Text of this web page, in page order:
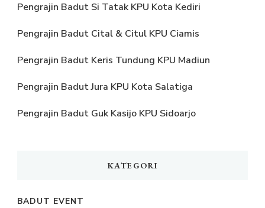
Pengrajin Badut Si Tatak KPU Kota Kediri
Pengrajin Badut Cital & Citul KPU Ciamis
Pengrajin Badut Keris Tundung KPU Madiun
Pengrajin Badut Jura KPU Kota Salatiga
Pengrajin Badut Guk Kasijo KPU Sidoarjo
KATEGORI
BADUT EVENT